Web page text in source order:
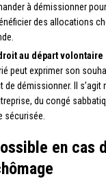
à démissionner
des allocations
au départ volontaire
peut exprimer son
de démissionner. Il
du congé
sécurisée.
en cas